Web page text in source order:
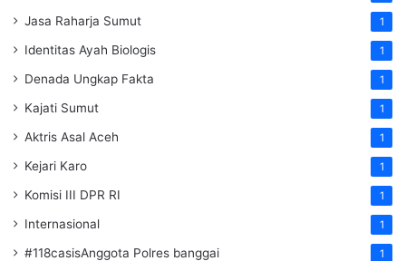
Jasa Raharja Sumut 1
Identitas Ayah Biologis 1
Denada Ungkap Fakta 1
Kajati Sumut 1
Aktris Asal Aceh 1
Kejari Karo 1
Komisi III DPR RI 1
Internasional 1
#118casisAnggota Polres banggai 1